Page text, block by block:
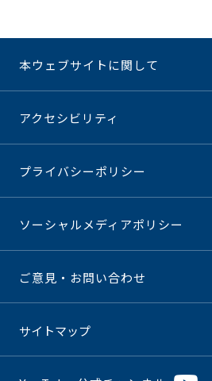
本ウェブサイトに関して
アクセシビリティ
プライバシーポリシー
ソーシャルメディアポリシー
ご意見・お問い合わせ
サイトマップ